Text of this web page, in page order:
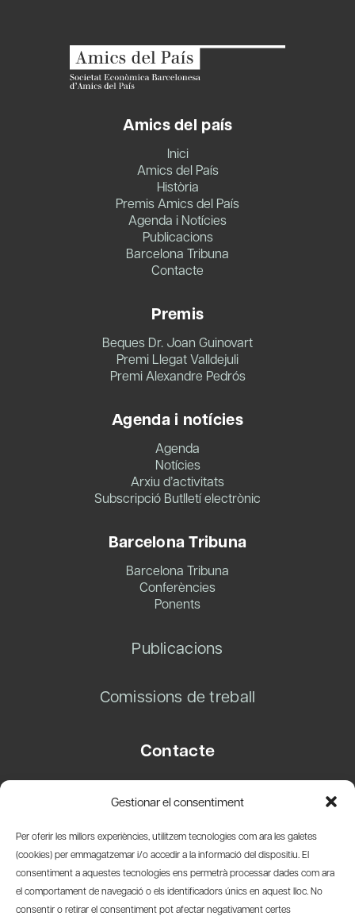
Gestionar el consentiment
Per oferir les millors experiències, utilitzem tecnologies com ara les galetes
(cookies) per emmagatzemar i/o accedir a la informació del dispositiu. El
consentiment a aquestes tecnologies ens permetrà processar dades com ara
el comportament de navegació o els identificadors únics en aquest lloc. No
consentir o retirar el consentiment pot afectar negativament certes
Amics del país
Inici
Amics del País
Història
Premis Amics del País
Agenda i Notícies
Publicacions
Barcelona Tribuna
Contacte
Premis
Beques Dr. Joan Guinovart
Premi Llegat Valldejuli
Premi Alexandre Pedrós
Agenda i notícies
Agenda
Notícies
Arxiu d’activitats
Subscripció Butlletí electrònic
Barcelona Tribuna
Barcelona Tribuna
Conferències
Ponents
Publicacions
Comissions de treball
Contacte
08003 Barcelona
info@amicsdelpais.com
Suscripció Newsletter